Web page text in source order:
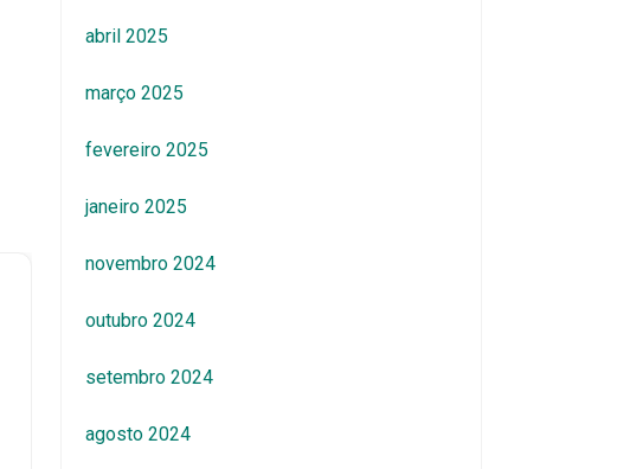
abril 2025
março 2025
fevereiro 2025
janeiro 2025
novembro 2024
outubro 2024
setembro 2024
agosto 2024